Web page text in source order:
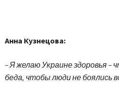
Анна Кузнецова:
– Я желаю Украине здоровья –
беда, чтобы люди не боялись